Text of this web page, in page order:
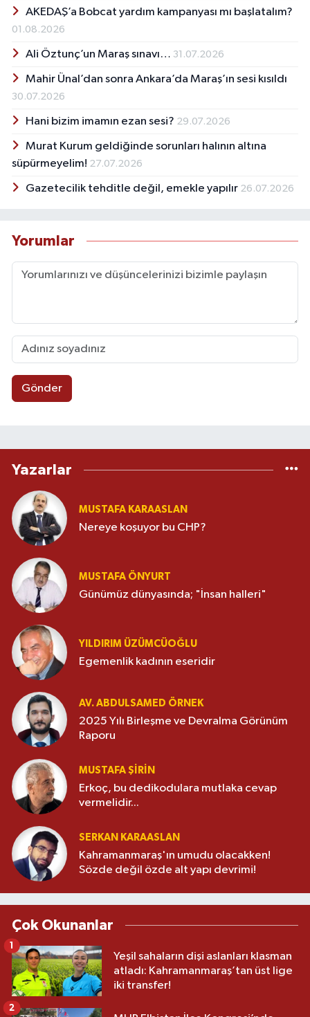
AKEDAŞ’a Bobcat yardım kampanyası mı başlatalım?
01.08.2026
Ali Öztunç’un Maraş sınavı… 31.07.2026
Mahir Ünal’dan sonra Ankara’da Maraş’ın sesi kısıldı
30.07.2026
Hani bizim imamın ezan sesi? 29.07.2026
Murat Kurum geldiğinde sorunları halının altına
süpürmeyelim! 27.07.2026
Gazetecilik tehditle değil, emekle yapılır 26.07.2026
Yorumlar
Gönder
Yazarlar
MUSTAFA KARAASLAN
Nereye koşuyor bu CHP?
MUSTAFA ÖNYURT
Günümüz dünyasında; "İnsan halleri"
YILDIRIM ÜZÜMCÜOĞLU
Egemenlik kadının eseridir
AV. ABDULSAMED ÖRNEK
2025 Yılı Birleşme ve Devralma Görünüm
Raporu
MUSTAFA ŞİRİN
Erkoç, bu dedikodulara mutlaka cevap
vermelidir...
SERKAN KARAASLAN
Kahramanmaraş'ın umudu olacakken!
Sözde değil özde alt yapı devrimi!
Çok Okunanlar
Yeşil sahaların dişi aslanları klasman
atladı: Kahramanmaraş’tan üst lige
iki transfer!
1
2